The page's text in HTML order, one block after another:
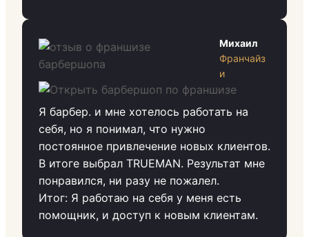
Михаил
Франчайз
и
Я барбер. и мне хотелось работать на
себя, но я понимал, что нужно
постоянное привлечение новых клиентов.
В итоге выбрал TRUEMAN. Результат мне
понравился, ни разу не пожалел.
Итог: Я работаю на себя у меня есть
помощник, и доступ к новым клиентам.